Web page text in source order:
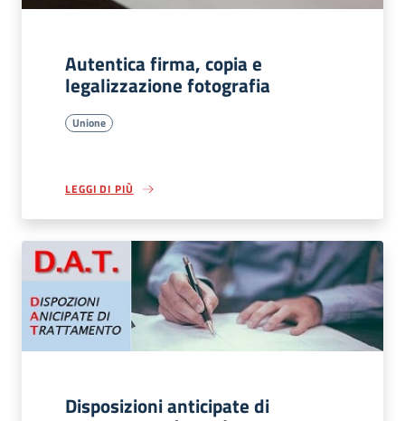
Autentica firma, copia e
legalizzazione fotografia
Unione
LEGGI DI PIÙ
Disposizioni anticipate di